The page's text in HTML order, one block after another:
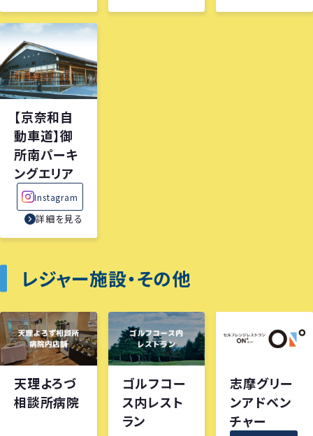
【京奈和自
動車道】御
所南パーキ
ングエリア
Instagram
詳細を見る
レジャー施設・その他
天理よろづ
相談所病院
ゴルフコー
ス内レスト
ラン
志摩グリー
ンアドベン
チャー